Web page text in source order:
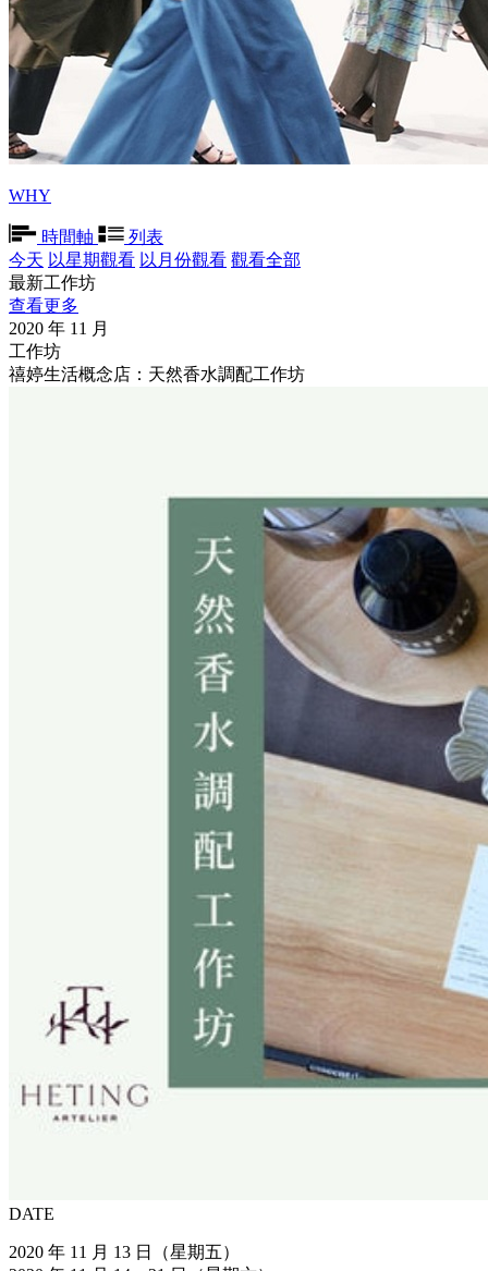
WHY
時間軸
列表
今天 以星期觀看 以月份觀看 觀看全部
最新工作坊
查看更多
2020 年 11 月
工作坊
禧婷生活概念店：天然香水調配工作坊
DATE
2020 年 11 月 13 日（星期五）